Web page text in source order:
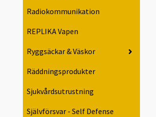
Radiokommunikation
REPLIKA Vapen
Ryggsäckar & Väskor
Räddningsprodukter
Sjukvårdsutrustning
Självförsvar - Self Defense